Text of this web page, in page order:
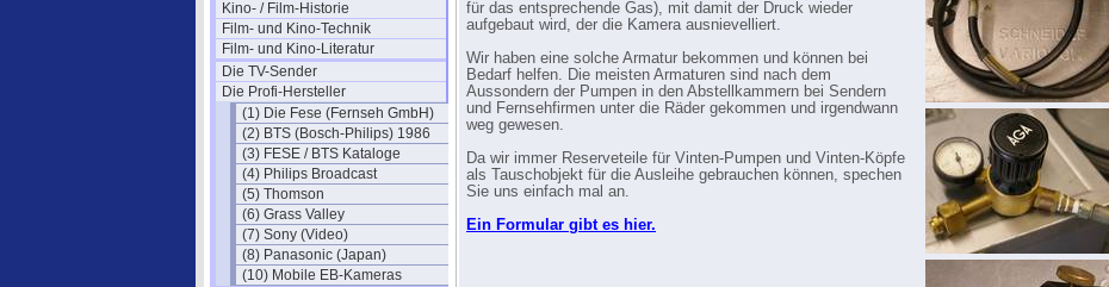
Kino- / Film-Historie
Film- und Kino-Technik
Film- und Kino-Literatur
Die TV-Sender
Die Profi-Hersteller
(1) Die Fese (Fernseh GmbH)
(2) BTS (Bosch-Philips) 1986
(3) FESE / BTS Kataloge
(4) Philips Broadcast
(5) Thomson
(6) Grass Valley
(7) Sony (Video)
(8) Panasonic (Japan)
(10) Mobile EB-Kameras
für das entsprechende Gas), mit damit der Druck wieder
aufgebaut wird, der die Kamera ausnievelliert.
Wir haben eine solche Armatur bekommen und können bei
Bedarf helfen. Die meisten Armaturen sind nach dem
Aussondern der Pumpen in den Abstellkammern bei Sendern
und Fernsehfirmen unter die Räder gekommen und irgendwann
weg gewesen.
Da wir immer Reserveteile für Vinten-Pumpen und Vinten-Köpfe
als Tauschobjekt für die Ausleihe gebrauchen können, spechen
Sie uns einfach mal an.
Ein Formular gibt es hier.